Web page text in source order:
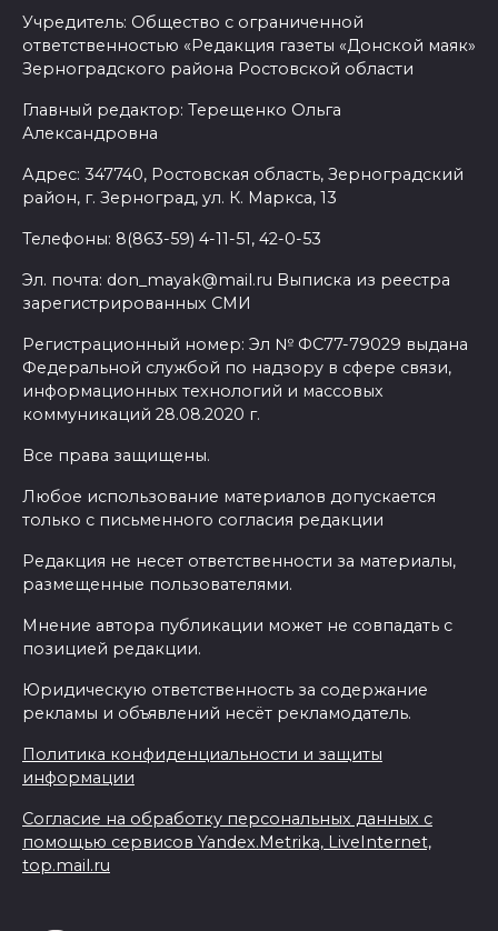
Учредитель: Общество с ограниченной
ответственностью «Редакция газеты «Донской маяк»
Зерноградского района Ростовской области
Главный редактор: Терещенко Ольга
Александровна
Адрес: 347740, Ростовская область, Зерноградский
район, г. Зерноград, ул. К. Маркса, 13
Телефоны: 8(863-59) 4-11-51, 42-0-53
Эл. почта: don_mayak@mail.ru Выписка из реестра
зарегистрированных СМИ
Регистрационный номер: Эл № ФС77-79029 выдана
Федеральной службой по надзору в сфере связи,
информационных технологий и массовых
коммуникаций 28.08.2020 г.
Все права защищены.
Любое использование материалов допускается
только с письменного согласия редакции
Редакция не несет ответственности за материалы,
размещенные пользователями.
Мнение автора публикации может не совпадать с
позицией редакции.
Юридическую ответственность за содержание
рекламы и объявлений несёт рекламодатель.
Политика конфиденциальности и защиты
информации
Согласие на обработку персональных данных с
помощью сервисов Yandex.Metrika, LiveInternet,
top.mail.ru